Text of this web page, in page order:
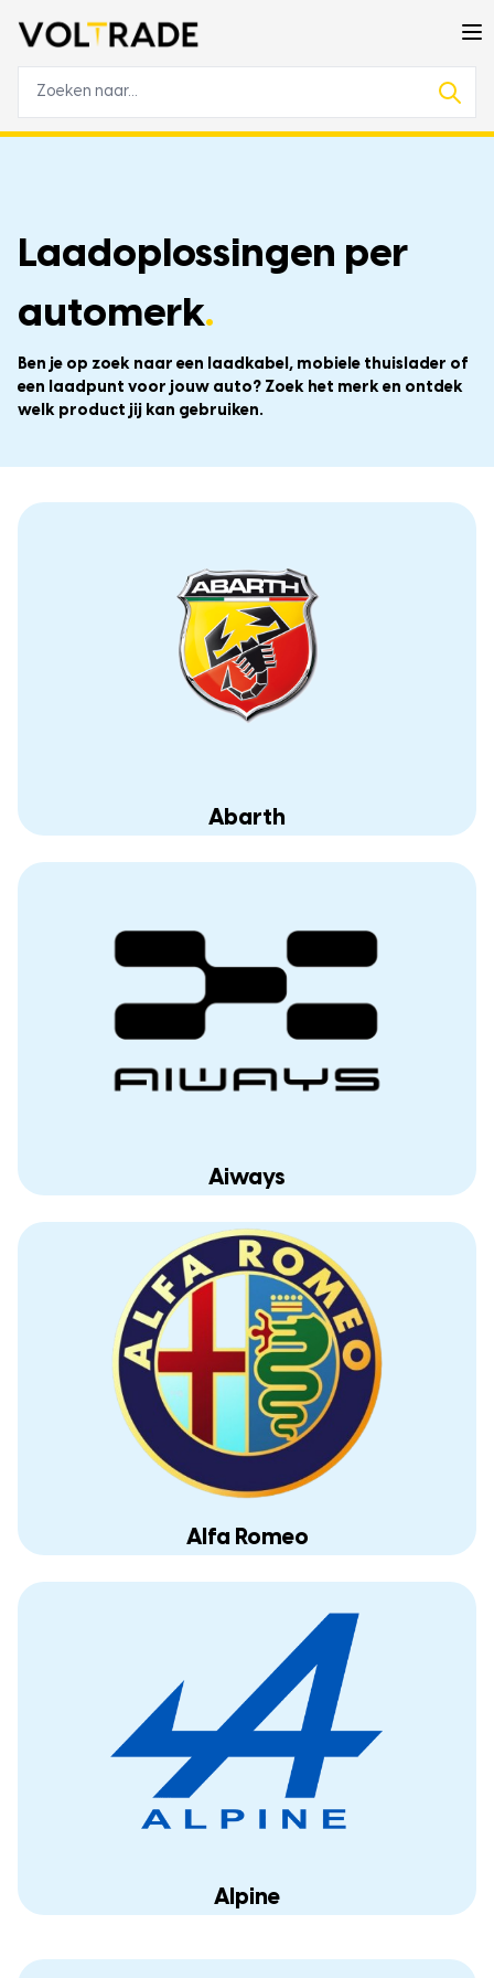
Laadoplossingen per
automerk.
Ben je op zoek naar een laadkabel, mobiele thuislader of
een laadpunt voor jouw auto? Zoek het merk en ontdek
welk product jij kan gebruiken.
Abarth
Aiways
Alfa Romeo
Alpine